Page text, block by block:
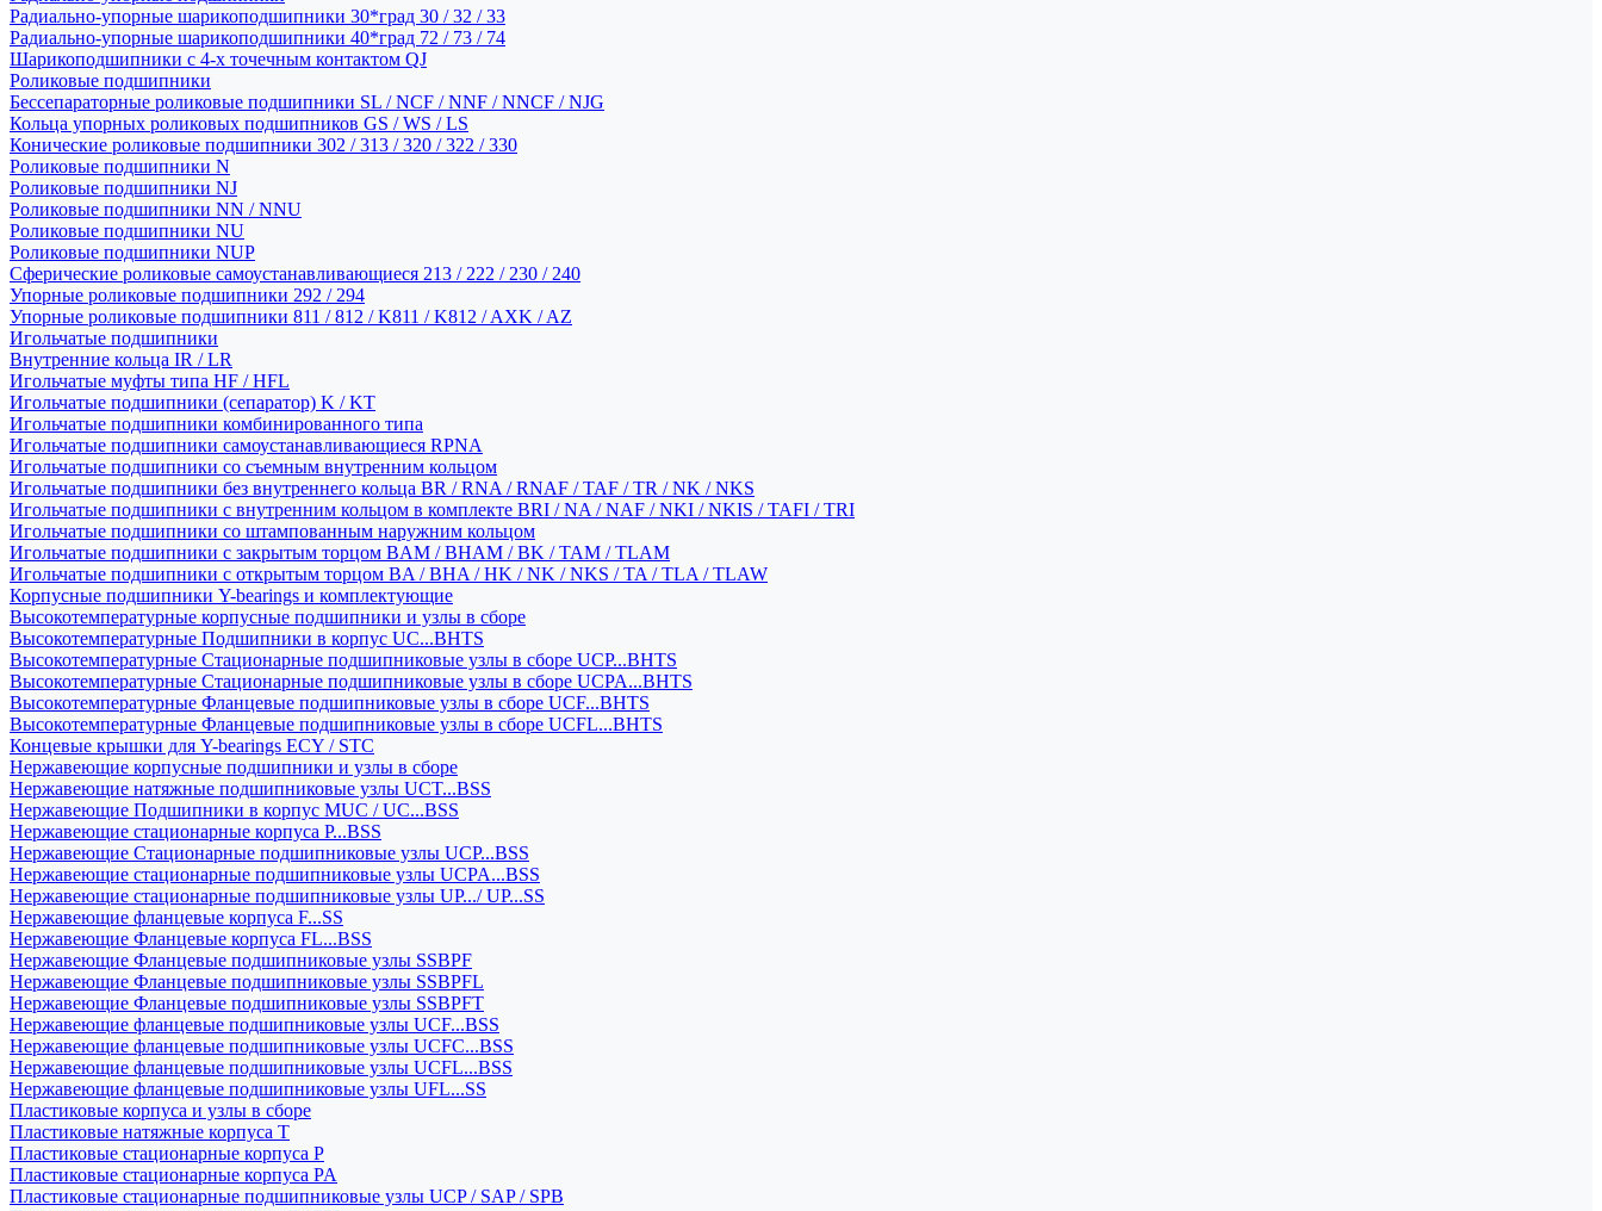
Радиально-упорные шарикоподшипники 30*град 30 / 32 / 33
Радиально-упорные шарикоподшипники 40*град 72 / 73 / 74
Шарикоподшипники с 4-х точечным контактом QJ
Роликовые подшипники
Бессепараторные роликовые подшипники SL / NCF / NNF / NNCF / NJG
Кольца упорных роликовых подшипников GS / WS / LS
Конические роликовые подшипники 302 / 313 / 320 / 322 / 330
Роликовые подшипники N
Роликовые подшипники NJ
Роликовые подшипники NN / NNU
Роликовые подшипники NU
Роликовые подшипники NUP
Сферические роликовые самоустанавливающиеся 213 / 222 / 230 / 240
Упорные роликовые подшипники 292 / 294
Упорные роликовые подшипники 811 / 812 / K811 / K812 / AXK / AZ
Игольчатые подшипники
Внутренние кольца IR / LR
Игольчатые муфты типа HF / HFL
Игольчатые подшипники (сепаратор) K / KT
Игольчатые подшипники комбинированного типа
Игольчатые подшипники самоустанавливающиеся RPNA
Игольчатые подшипники со съемным внутренним кольцом
Игольчатые подшипники без внутреннего кольца BR / RNA / RNAF / TAF / TR / NK / NKS
Игольчатые подшипники с внутренним кольцом в комплекте BRI / NA / NAF / NKI / NKIS / TAFI / TRI
Игольчатые подшипники со штампованным наружним кольцом
Игольчатые подшипники с закрытым торцом BAM / BHAM / BK / TAM / TLAM
Игольчатые подшипники с открытым торцом BA / BHA / HK / NK / NKS / TA / TLA / TLAW
Корпусные подшипники Y-bearings и комплектующие
Высокотемпературные корпусные подшипники и узлы в сборе
Высокотемпературные Подшипники в корпус UC...BHTS
Высокотемпературные Стационарные подшипниковые узлы в сборе UCP...BHTS
Высокотемпературные Стационарные подшипниковые узлы в сборе UCPA...BHTS
Высокотемпературные Фланцевые подшипниковые узлы в сборе UCF...BHTS
Высокотемпературные Фланцевые подшипниковые узлы в сборе UCFL...BHTS
Концевые крышки для Y-bearings ECY / STC
Нержавеющие корпусные подшипники и узлы в сборе
Нержавеющие натяжные подшипниковые узлы UCT...BSS
Нержавеющие Подшипники в корпус MUC / UC...BSS
Нержавеющие стационарные корпуса P...BSS
Нержавеющие Стационарные подшипниковые узлы UCP...BSS
Нержавеющие стационарные подшипниковые узлы UCPA...BSS
Нержавеющие стационарные подшипниковые узлы UP.../ UP...SS
Нержавеющие фланцевые корпуса F...SS
Нержавеющие Фланцевые корпуса FL...BSS
Нержавеющие Фланцевые подшипниковые узлы SSBPF
Нержавеющие Фланцевые подшипниковые узлы SSBPFL
Нержавеющие Фланцевые подшипниковые узлы SSBPFT
Нержавеющие фланцевые подшипниковые узлы UCF...BSS
Нержавеющие фланцевые подшипниковые узлы UCFC...BSS
Нержавеющие фланцевые подшипниковые узлы UCFL...BSS
Нержавеющие фланцевые подшипниковые узлы UFL...SS
Пластиковые корпуса и узлы в сборе
Пластиковые натяжные корпуса T
Пластиковые стационарные корпуса P
Пластиковые стационарные корпуса PA
Пластиковые стационарные подшипниковые узлы UCP / SAP / SPB